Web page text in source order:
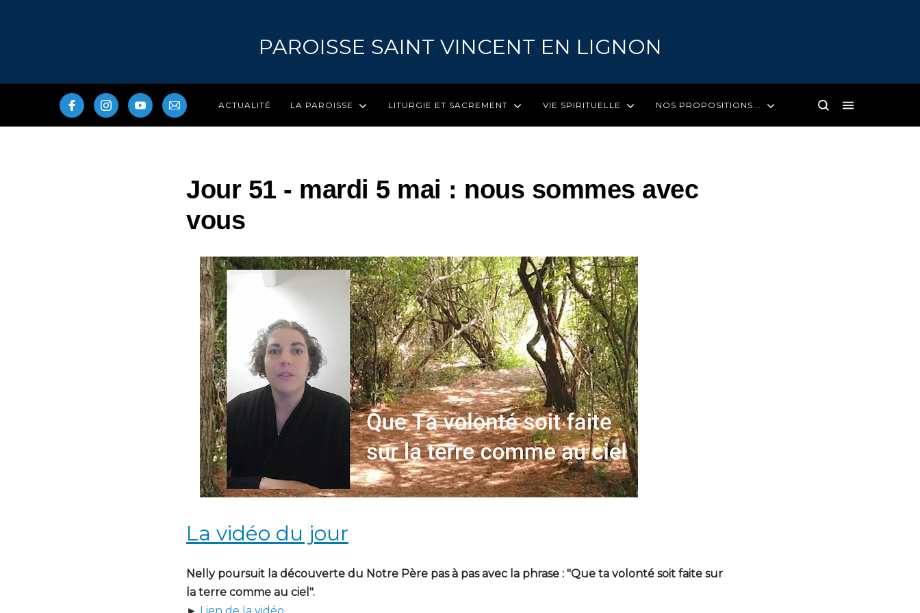
PAROISSE SAINT VINCENT EN LIGNON
ACTUALITÉ LA PAROISSE LITURGIE ET SACREMENT VIE SPIRITUELLE NOS PROPOSITIONS...
Jour 51 - mardi 5 mai : nous sommes avec
vous
La vidéo du jour
Nelly poursuit la découverte du Notre Père pas à pas avec la phrase : "Que ta volonté soit faite sur
la terre comme au ciel".